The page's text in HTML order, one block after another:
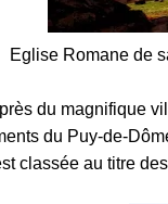
Eglise Romane de
du magnifique
du Puy-de-
classée au titre